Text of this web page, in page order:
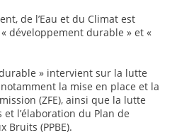
de l’Eau et du Climat est
développement durable » et «
» intervient sur la lutte
la mise en place et la
(ZFE), ainsi que la lutte
l’élaboration du Plan de
Bruits (PPBE).